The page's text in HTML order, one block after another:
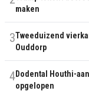
maken
3Tweeduizend
Ouddorp
4Dodental Houthi-
opgelopen